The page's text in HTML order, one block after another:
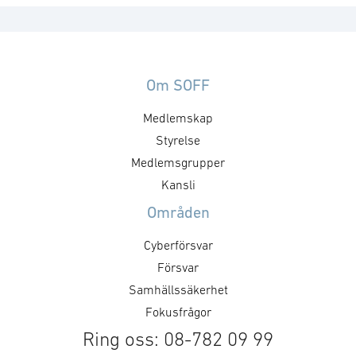
Om SOFF
Medlemskap
Styrelse
Medlemsgrupper
Kansli
Områden
Cyberförsvar
Försvar
Samhällssäkerhet
Fokusfrågor
Ring oss: 08-782 09 99